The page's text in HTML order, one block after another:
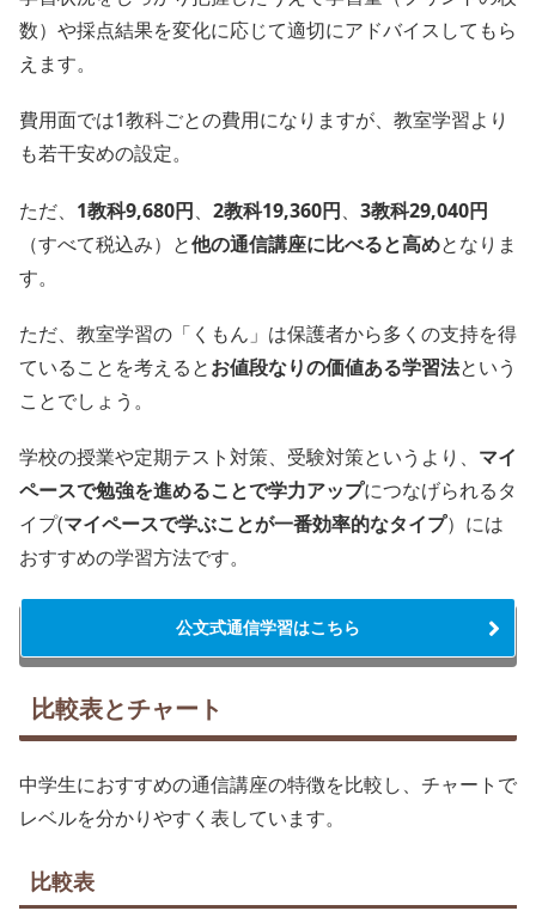
数）や採点結果を変化に応じて適切にアドバイスしてもら
えます。
費用面では1教科ごとの費用になりますが、教室学習より
も若干安めの設定。
ただ、 1教科9,680円、 2教科19,360円、 3教科29,040円
（すべて税込み）と他の通信講座に比べると高めとなりま
す。
ただ、教室学習の「くもん」は保護者から多くの支持を得
ていることを考えるとお値段なりの価値ある学習法という
ことでしょう。
学校の授業や定期テスト対策、受験対策というより、 マイ
ペースで勉強を進めることで学力アップにつなげられるタ
イプ(マイペースで学ぶことが一番効率的なタイプ）には
おすすめの学習方法です。
公文式通信学習はこちら
比較表とチャート
中学生におすすめの通信講座の特徴を比較し、チャートで
レベルを分かりやすく表しています。
比較表